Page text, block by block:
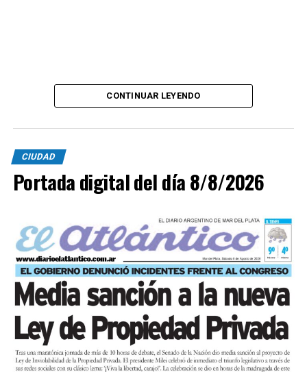
CONTINUAR LEYENDO
CIUDAD
Portada digital del día 8/8/2026